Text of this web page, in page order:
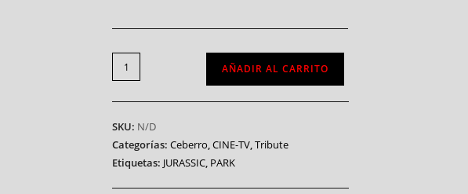
AÑADIR AL CARRITO
SKU: N/D
Categorías:Ceberro,CINE-TV,Tribute
Etiquetas: JURASSIC, PARK